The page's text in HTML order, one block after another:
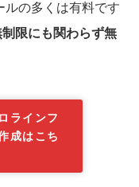
ルの多くは有料です
限にも関わらず無
ラインフ
成はこち